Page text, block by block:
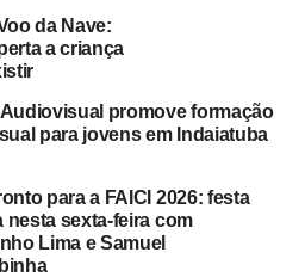
da Nave:
a criança
promove formação
para jovens em Indaiatuba
para a FAICI 2026: festa
nesta sexta-feira com
Lima e Samuel